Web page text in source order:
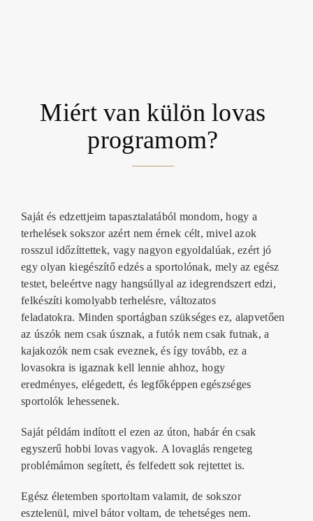
Miért van külön lovas
programom?
Saját és edzettjeim tapasztalatából mondom, hogy a
terhelések sokszor azért nem érnek célt, mivel azok
rosszul időzíttettek, vagy nagyon egyoldalúak, ezért jó
egy olyan kiegészítő edzés a sportolónak, mely az egész
testet, beleértve nagy hangsúllyal az idegrendszert edzi,
felkészíti komolyabb terhelésre, változatos
feladatokra. Minden sportágban szükséges ez, alapvetően
az úszók nem csak úsznak, a futók nem csak futnak, a
kajakozók nem csak eveznek, és így tovább, ez a
lovasokra is igaznak kell lennie ahhoz, hogy
eredményes, elégedett, és legfőképpen egészséges
sportolók lehessenek.
Saját példám indított el ezen az úton, habár én csak
egyszerű hobbi lovas vagyok. A lovaglás rengeteg
problémámon segített, és felfedett sok rejtettet is.
Egész életemben sportoltam valamit, de sokszor
esztelenül, mivel bátor voltam, de tehetséges nem.